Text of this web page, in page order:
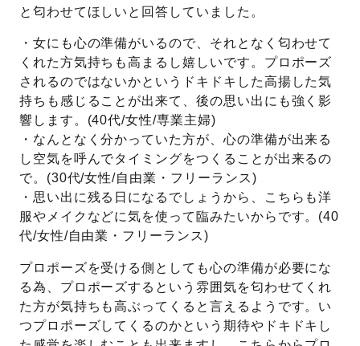
と匂わせてほしいと回答していました。
・女にも心の準備がいるので、それとなく匂わせて
くれた方気持ちも高まるし嬉しいです。プロポーズ
されるのではないかというドキドキした高揚した気
持ちも感じることが出来て、後の思い出にも強く影
響します。(40代/女性/専業主婦)
・なんとなく分かっていた方が、心の準備が出来る
し空気を呼んでタイミングをつくることが出来るの
で。(30代/女性/自由業・フリーランス)
・思い出に残る日になるでしょうから、こちらも洋
服やメイクなどに気を使って臨みたいからです。(40
代/女性/自由業・フリーランス)
プロポーズを受ける側としても心の準備が必要にな
る為、プロポーズするという雰囲気を匂わせてくれ
た方が気持ちも高ぶってくると言えるようです。い
つプロポーズしてくるのかという期待やドキドキし